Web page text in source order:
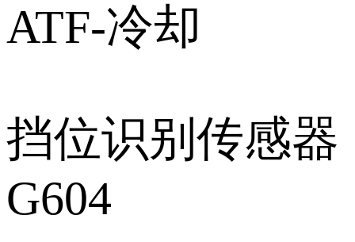
ATF-冷却
挡位识别传感器
G604